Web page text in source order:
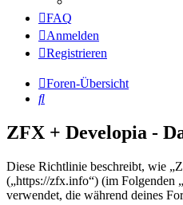
FAQ
Anmelden
Registrieren
Foren-Übersicht
Suche
ZFX + Developia -
Diese Richtlinie beschreibt, wie
(„https://zfx.info“) (im Folgenden
verwendet, die während deines